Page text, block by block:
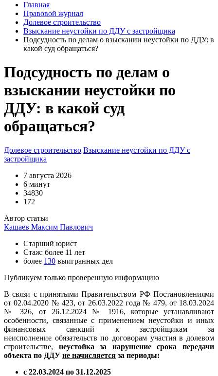
Главная
Правовой журнал
Долевое строительство
Взыскание неустойки по ДДУ с застройщика
Подсудность по делам о взыскании неустойки по ДДУ: в
какой суд обращаться?
Подсудность по делам о
взыскании неустойки по
ДДУ: в какой суд
обращаться?
Долевое строительство Взыскание неустойки по ДДУ с
застройщика
7 августа 2026
6 минут
34830
172
Автор статьи
Кашаев Максим Павлович
Старший юрист
Стаж: более 11 лет
более 130 выигранных дел
Публикуем только проверенную информацию
В связи с принятыми Правительством РФ Постановлениями
от 02.04.2020 № 423, от 26.03.2022 года № 479, от 18.03.2024
№ 326, от 26.12.2024 № 1916, которые устанавливают
особенности, связанные с применением неустойки и иных
финансовых санкций к застройщикам за
неисполнение обязательств по договорам участия в долевом
строительстве, неустойка за нарушение срока передачи
объекта по ДДУ не начисляется за периоды:
с 22.03.2024 по 31.12.2025